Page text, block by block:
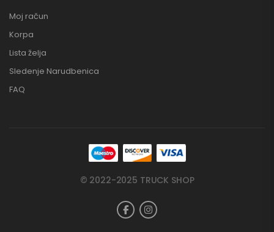
Moj račun
Korpa
Lista želja
Sledenje Narudbenica
FAQ
© 2022-2025 TRUCK SHOP